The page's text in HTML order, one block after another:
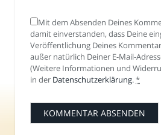
Mit dem Absenden Deines
damit einverstanden, dass Deine
Veröffentlichung Deines
außer natürlich Deiner E-Mail-
(Weitere Informationen und
in der Datenschutzerklärung.*